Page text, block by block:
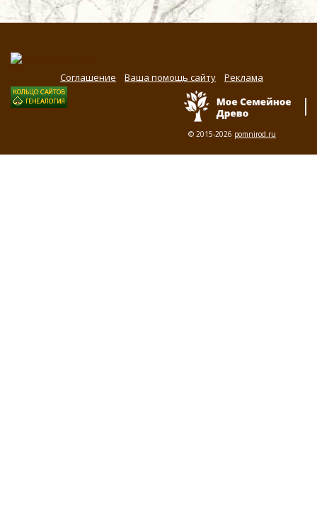
Соглашение Ваша помощь сайту Реклама
© 2015-2026 pomnirod.ru